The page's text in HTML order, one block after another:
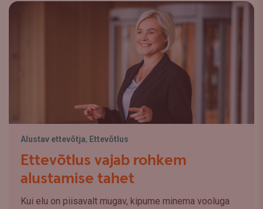
Alustav ettevõtja, Ettevõtlus
Ettevõtlus vajab rohkem
alustamise tahet
Kui elu on piisavalt mugav, kipume minema vooluga